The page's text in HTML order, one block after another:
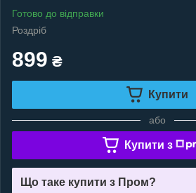
Готово до відправки
Роздріб
899 ₴
Купити
або
Купити з
Що таке купити з Пром?